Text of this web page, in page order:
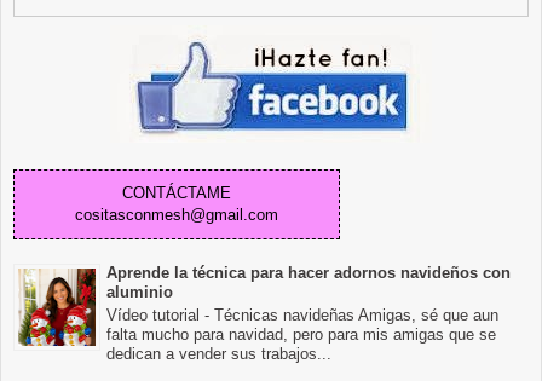
CONTÁCTAME
cositasconmesh@gmail.com
Aprende la técnica para hacer adornos navideños con
aluminio
Vídeo tutorial - Técnicas navideñas Amigas, sé que aun
falta mucho para navidad, pero para mis amigas que se
dedican a vender sus trabajos...